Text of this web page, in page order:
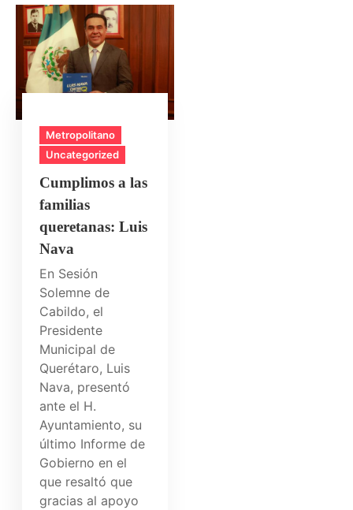
Metropolitano
Uncategorized
Cumplimos a las
familias
queretanas: Luis
Nava
En Sesión
Solemne de
Cabildo, el
Presidente
Municipal de
Querétaro, Luis
Nava, presentó
ante el H.
Ayuntamiento, su
último Informe de
Gobierno en el
que resaltó que
gracias al apoyo